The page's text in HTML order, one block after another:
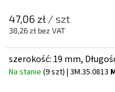
47,06 zł/ szt
38,26 zł bez VAT
szerokość: 19 mm,
Na stanie (9 szt) | 3M.35.0813